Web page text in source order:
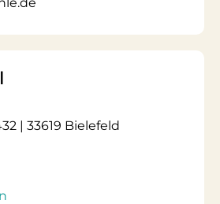
| 33619 Bielefeld